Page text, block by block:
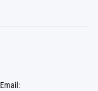
Email: